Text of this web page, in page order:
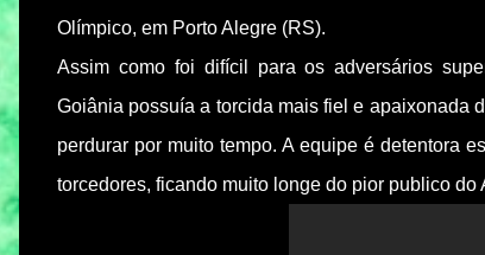
Olímpico, em Porto Alegre (RS).
Assim como foi difícil para os adversários
Goiânia possuía a torcida mais fiel e apaixonada
perdurar por muito tempo. A equipe é detentora
torcedores, ficando muito longe do pior publico